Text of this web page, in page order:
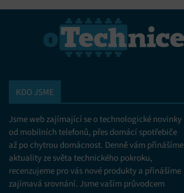
KDO JSME
Jsme web zajímající se o technologické novinky
od mobilních telefonů, přes domácí spotřebiče
až po chytrou domácnost. Denně vám přinášíme
aktuality ze světa technického pokroku,
recenzujeme pro vás nové produkty a přinášíme
zajímavá srovnání. Jsme vaším průvodcem